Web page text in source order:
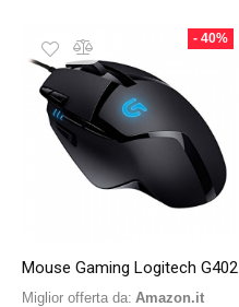
- 40%
Mouse Gaming Logitech G402
Miglior offerta da: Amazon.it